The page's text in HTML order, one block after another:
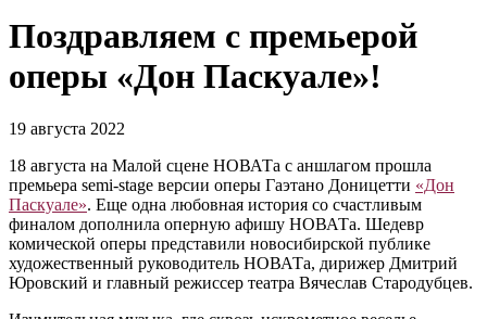
Поздравляем с премьерой
оперы «Дон Паскуале»!
19 августа 2022
18 августа на Малой сцене НОВАТа с аншлагом прошла
премьера semi-stage версии оперы Гаэтано Доницетти «Дон
Паскуале». Еще одна любовная история со счастливым
финалом дополнила оперную афишу НОВАТа. Шедевр
комической оперы представили новосибирской публике
художественный руководитель НОВАТа, дирижер Дмитрий
Юровский и главный режиссер театра Вячеслав Стародубцев.